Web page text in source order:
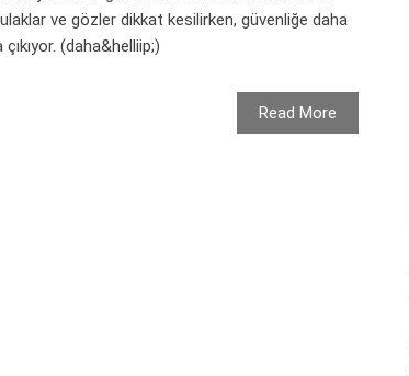
ve gözler dikkat kesilirken, güvenliğe daha
(daha&helliip;)
Read More